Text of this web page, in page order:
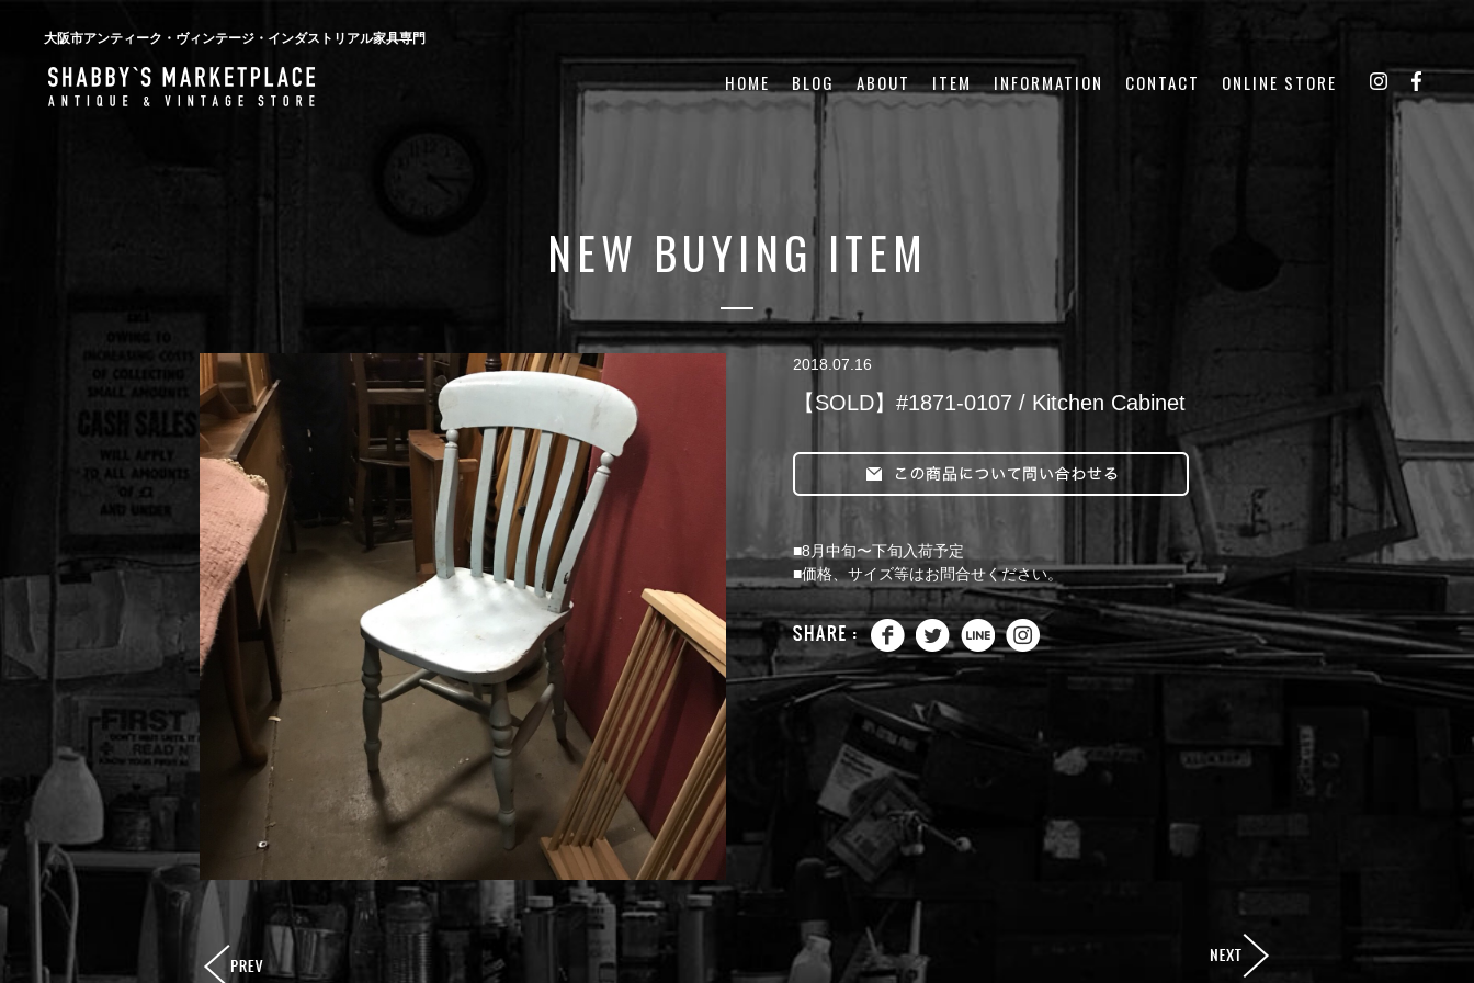
大阪市アンティーク・ヴィンテージ・インダストリアル家具専門
HOME BLOG ABOUT ITEM INFORMATION CONTACT ONLINE STORE
NEW BUYING ITEM
2018.07.16
【SOLD】#1871-0107 / Kitchen Cabinet
■8月中旬〜下旬入荷予定
■価格、サイズ等はお問合せください。